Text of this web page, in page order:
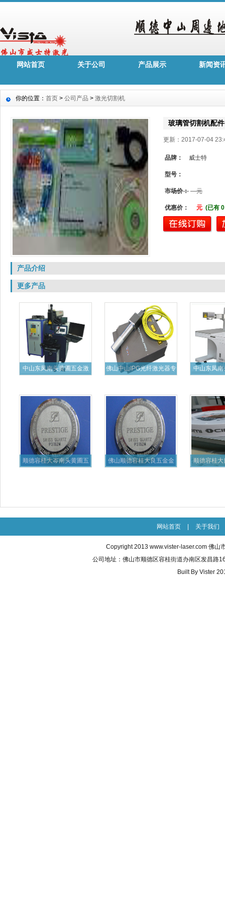
网站首页 关于公司 产品展示 新闻资
你的位置： 首页 > 公司产品 > 激光切割机
玻璃管切割机配件
更新：2017-07-04
品牌： 威士特
型号：
市场价： 元
优惠价： 元 (已有
产品介绍
更多产品
中山东凤南头黄圃五金激
佛山中山IPG光纤激光器专
中山东凤
顺德容桂大岑南头黄圃五
佛山顺德容桂大良五金金
顺德容桂
网站首页 关于我们
Copyright 2013 www.vister-laser.com 佛山
公司地址：佛山市顺德区容桂街道办南区发昌路
Built By Vister